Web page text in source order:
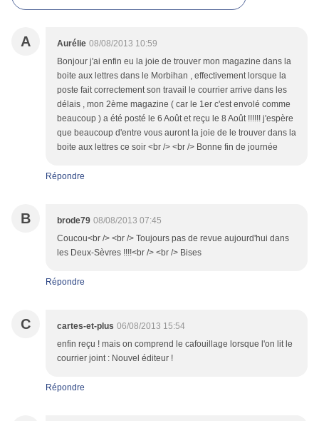
A Aurélie 08/08/2013 10:59
Bonjour j'ai enfin eu la joie de trouver mon magazine dans la
boite aux lettres dans le Morbihan , effectivement lorsque la
poste fait correctement son travail le courrier arrive dans les
délais , mon 2ème magazine ( car le 1er c'est envolé comme
beaucoup ) a été posté le 6 Août et reçu le 8 Août !!!!!! j'espère
que beaucoup d'entre vous auront la joie de le trouver dans la
boite aux lettres ce soir <br /> <br /> Bonne fin de journée
Répondre
B brode79 08/08/2013 07:45
Coucou<br /> <br /> Toujours pas de revue aujourd'hui dans
les Deux-Sèvres !!!!<br /> <br /> Bises
Répondre
C cartes-et-plus 06/08/2013 15:54
enfin reçu ! mais on comprend le cafouillage lorsque l'on lit le
courrier joint : Nouvel éditeur !
Répondre